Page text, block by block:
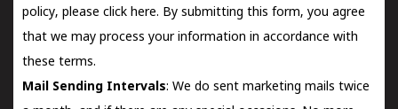
policy, please click here. By submitting this form, you agree
that we may process your information in accordance with
these terms.
Mail Sending Intervals: We do sent marketing mails twice